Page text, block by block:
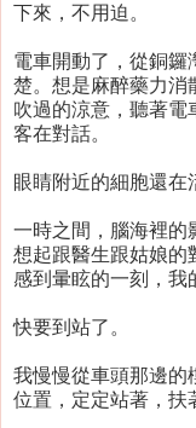
下來，不用迫。
電車開動了，從銅鑼
楚。想是麻醉藥力消
吹過的涼意，聽著電
客在對話。
眼睛附近的細胞還在
一時之間，腦海裡的
想起跟醫生跟姑娘的
感到暈眩的一刻，我
快要到站了。
我慢慢從車頭那邊的
位置，定定站著，扶